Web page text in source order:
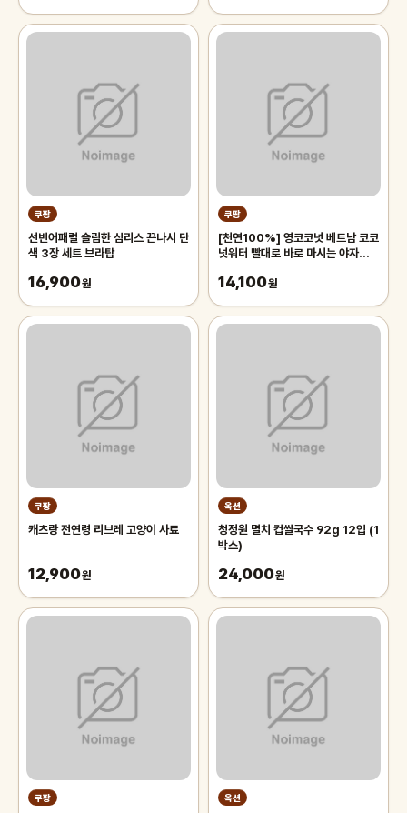
쿠팡
선빈어패럴 슬림한 심리스 끈나시 단
색 3장 세트 브라탑
16,900원
쿠팡
[천연100%] 영코코넛 베트남 코코
넛워터 빨대로 바로 마시는 야자열매
(2과입)
14,100원
쿠팡
캐츠랑 전연령 리브레 고양이 사료
12,900원
옥션
청정원 멸치 컵쌀국수 92g 12입 (1
박스)
24,000원
쿠팡 옥션